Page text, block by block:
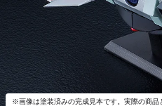
※画像は塗装済みの完成見本です。実際の商品